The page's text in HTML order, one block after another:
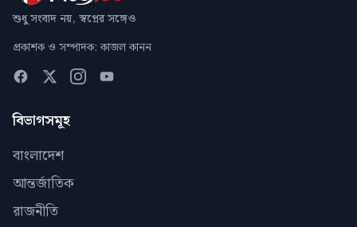
শুধু সংবাদ নয়, স্বপ্নের সঙ্গেও
প্রকাশক ও সম্পাদক: কাজল কানন
বিভাগসমূহ
বাংলাদেশ
আন্তর্জাতিক
রাজনীতি